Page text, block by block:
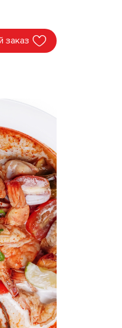
заказ